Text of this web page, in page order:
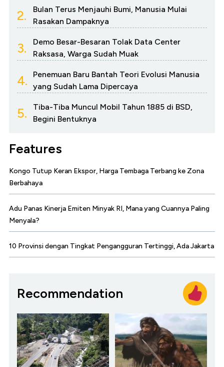
2.
Bulan Terus Menjauhi Bumi, Manusia Mulai
Rasakan Dampaknya
3.
Demo Besar-Besaran Tolak Data Center
Raksasa, Warga Sudah Muak
4.
Penemuan Baru Bantah Teori Evolusi Manusia
yang Sudah Lama Dipercaya
5.
Tiba-Tiba Muncul Mobil Tahun 1885 di BSD,
Begini Bentuknya
Features
Kongo Tutup Keran Ekspor, Harga Tembaga Terbang ke Zona
Berbahaya
Adu Panas Kinerja Emiten Minyak RI, Mana yang Cuannya Paling
Menyala?
10 Provinsi dengan Tingkat Pengangguran Tertinggi, Ada Jakarta
Recommendation